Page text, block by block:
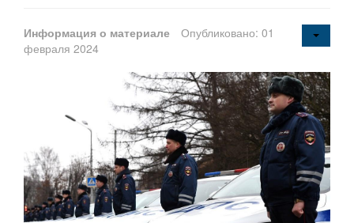
Информация о материале
Опубликовано: 01
февраля 2024